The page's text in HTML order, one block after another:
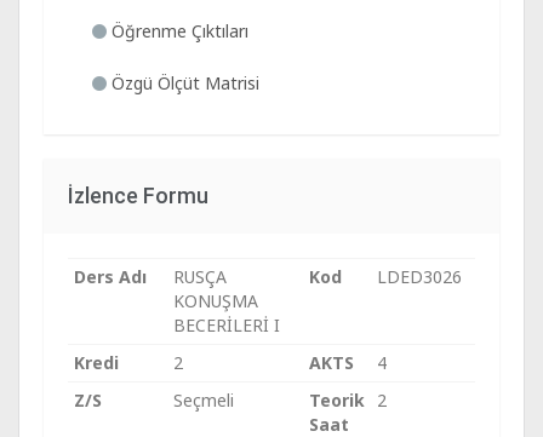
Öğrenme Çıktıları
Özgü Ölçüt Matrisi
İzlence Formu
Ders Adı
RUSÇA
KONUŞMA
BECERİLERİ I
Kod LDED3026
Kredi 2 AKTS
4
Z/S
Seçmeli
Teorik
Saat
2